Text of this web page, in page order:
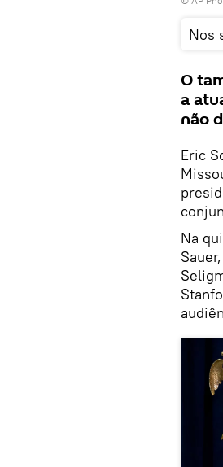
Nos
O
a
não
Eric
Na